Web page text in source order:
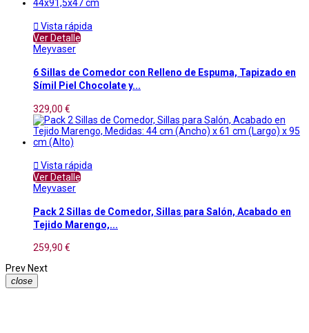
 Vista rápida
Ver Detalle
Meyvaser
6 Sillas de Comedor con Relleno de Espuma, Tapizado en
Símil Piel Chocolate y...
329,00 €
 Vista rápida
Ver Detalle
Meyvaser
Pack 2 Sillas de Comedor, Sillas para Salón, Acabado en
Tejido Marengo,...
259,90 €
Prev Next
close